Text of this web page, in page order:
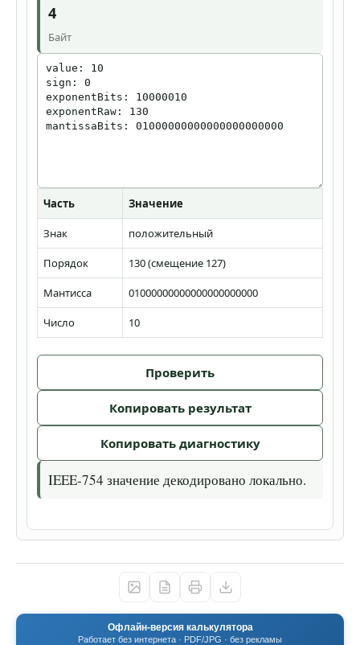
4
Байт
Часть Значение
Знак положительный
Порядок 130 (смещение 127)
Мантисса 01000000000000000000000
Число 10
Проверить
Копировать результат
Копировать диагностику
IEEE-754 значение декодировано локально.
Офлайн-версия калькулятора
Работает без интернета · PDF/JPG · без рекламы